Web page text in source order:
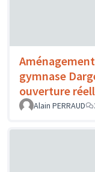
gymnase
ouverture
Alain PERRAUD